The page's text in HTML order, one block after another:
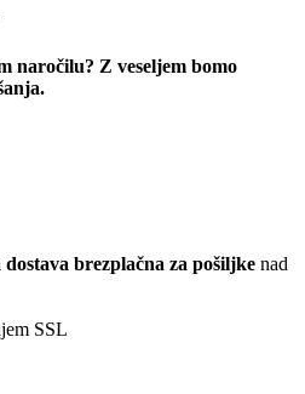
naročilu? Z veseljem bomo
brezplačna za pošiljke nad
SSL